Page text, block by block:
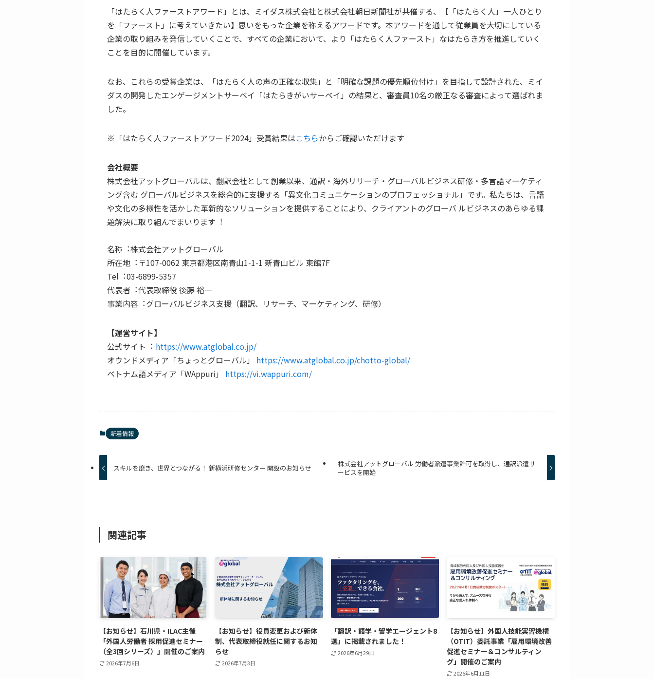
「はたらく人ファーストアワード」とは、ミイダス株式会社と株式会社朝日新聞社が共催する、【「はたらく人」一人ひとり
を「ファースト」に考えていきたい】思いをもった企業を称えるアワードです。本アワードを通して従業員を大切にしている
企業の取り組みを発信していくことで、すべての企業において、より「はたらく人ファースト」なはたらき方を推進していく
ことを目的に開催しています。
なお、これらの受賞企業は、「はたらく人の声の正確な収集」と「明確な課題の優先順位付け」を目指して設計された、ミイ
ダスの開発したエンゲージメントサーベイ「はたらきがいサーベイ」の結果と、審査員10名の厳正なる審査によって選ばれま
した。
※「はたらく人ファーストアワード2024」受賞結果はこちらからご確認いただけます
会社概要
株式会社アットグローバルは、翻訳会社として創業以来、通訳・海外リサーチ・グローバルビジネス研修・多言語マーケティ
ング含む グローバルビジネスを総合的に⽀援する「異⽂化コミュニケーションのプロフェッショナル」です。私たちは、⾔語
や⽂化の多様性を活かした⾰新的なソリューションを提供することにより、クライアントのグローバ ルビジネスのあらゆる課
題解決に取り組んでまいります︕
名称︓株式会社アットグローバル
所在地︓〒107-0062 東京都港区南青山1-1-1 新青山ビル 東館7F
Tel︓03-6899-5357
代表者︓代表取締役 後藤 裕⼀
事業内容︓グローバルビジネス⽀援（翻訳、リサーチ、マーケティング、研修）
【運営サイト】
公式サイト︓ https://www.atglobal.co.jp/
オウンドメディア「ちょっとグローバル」
https://www.atglobal.co.jp/chotto-global/
ベトナム語メディア「WAppuri」 https://vi.wappuri.com/
新着情報
スキルを磨き、世界とつながる！ 新横浜研修センター 開設のお知らせ
株式会社アットグローバル 労働者派遣事業許可を取得し、通訳派遣サ
ービスを開始
関連記事
【お知らせ】石川県・ILAC主催
「外国人労働者 採用促進セミナー
（全3回シリーズ）」開催のご案内
2026年7月6日
【お知らせ】役員変更および新体
制、代表取締役就任に関するお知
らせ
2026年7月3日
「翻訳・語学・留学エージェント8
選」に掲載されました！
2026年6月29日
【お知らせ】外国人技能実習機構
（OTIT）委託事業「雇用環境改善
促進セミナー＆コンサルティン
グ」開催のご案内
2026年6月11日